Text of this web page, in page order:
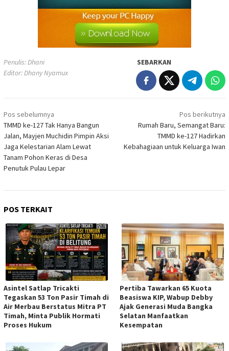
Penulis: Dhani
Editor: Dhany Nyamux
SEBARKAN
Navigasi
pos
Pos sebelumnya
TMMD ke-127 Tak Hanya Bangun
Jalan, Mayjen Muchidin Pimpin Aksi
Jaga Kelestarian Alam Lewat
Tanam Pohon Keras di Desa
Penutuk Pulau Lepar
Pos berikutnya
Rumah Baru, Semangat Baru:
TMMD ke-127 Hadirkan
Kebahagiaan untuk Keluarga Iwan
POS TERKAIT
Asintel Satlap Tricakti
Tegaskan 53 Ton Pasir Timah di
Air Merbau Berstatus Mitra PT
Timah, Minta Publik Hormati
Proses Hukum
Pertiba Tawarkan 65 Kuota
Beasiswa KIP, Wabup Debby
Ajak Generasi Muda Bangka
Selatan Manfaatkan
Kesempatan